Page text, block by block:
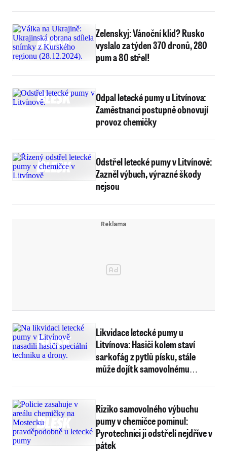
Zelenskyj: Vánoční klid? Rusko
vyslalo za týden 370 dronů, 280
pum a 80 střel!
Odpal letecké pumy u Litvínova:
Zaměstnanci postupně obnovují
provoz chemičky
Odstřel letecké pumy v Litvínově:
Zazněl výbuch, výrazné škody
nejsou
Likvidace letecké pumy u
Litvínova: Hasiči kolem staví
sarkofág z pytlů písku, stále
může dojít k samovolnému
Riziko samovolného výbuchu
pumy v chemičce pominul:
Pyrotechnici ji odstřelí nejdříve v
pátek